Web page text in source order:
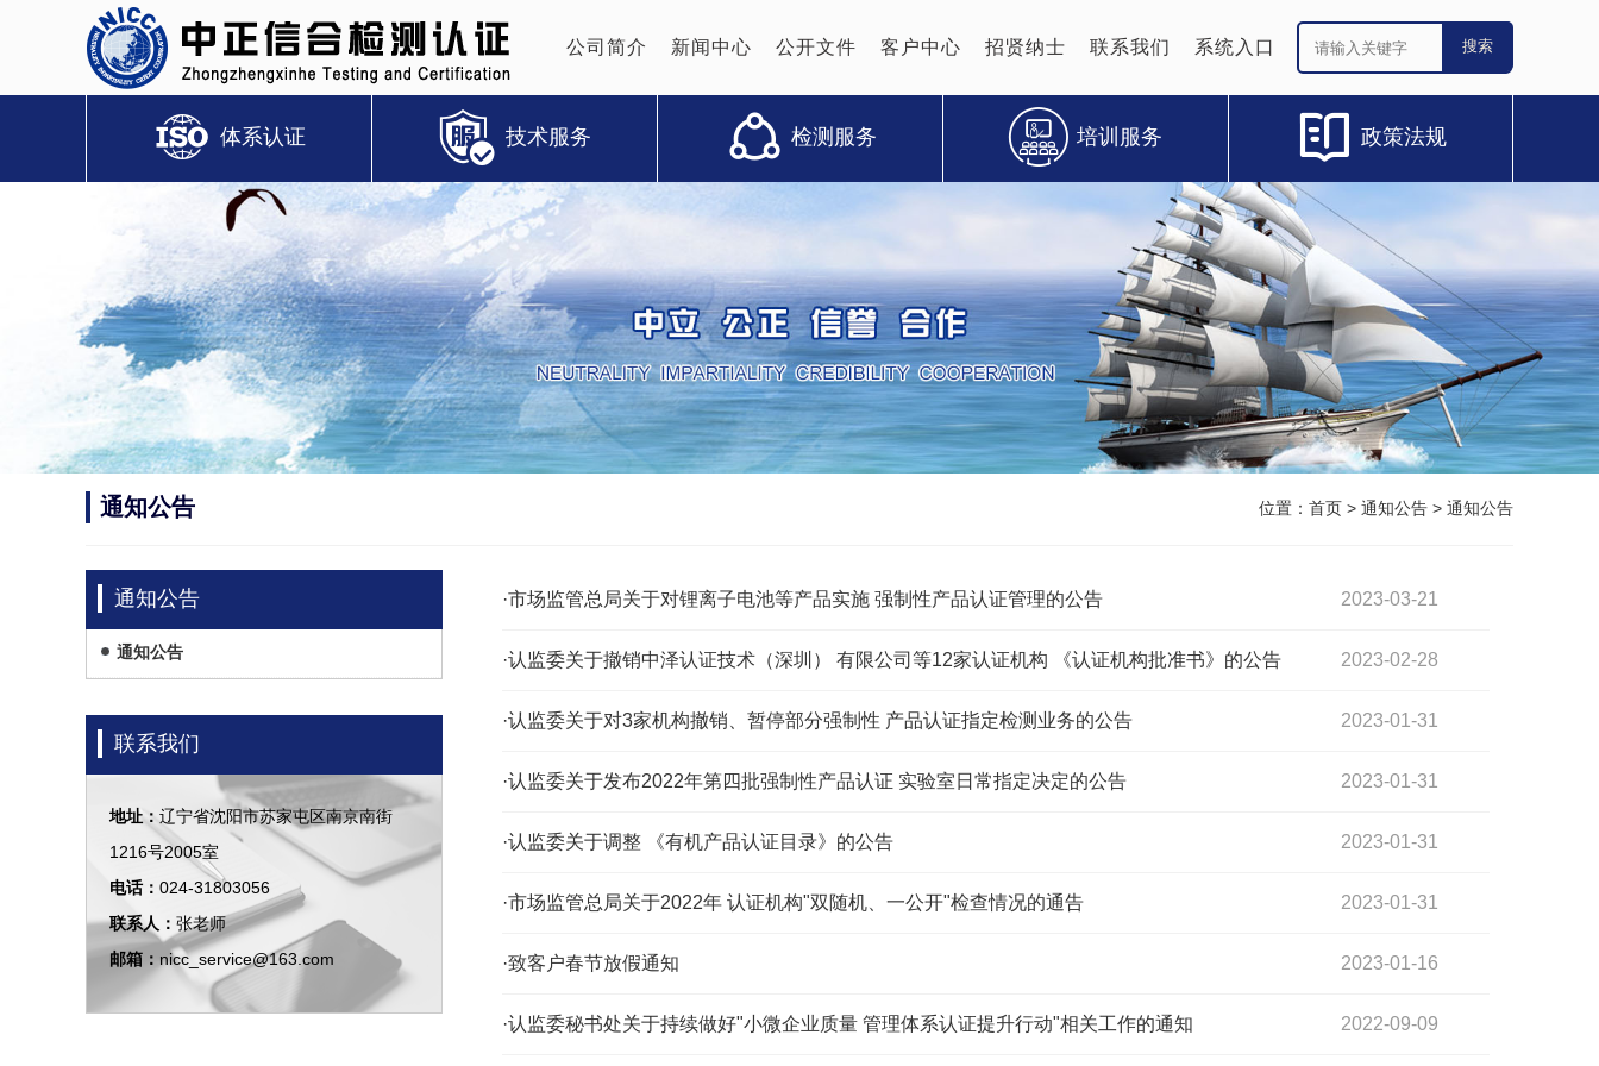
公司简介 新闻中心 公开文件 客户中心 招贤纳士 联系我们 系统入口
体系认证 技术服务 检测服务 培训服务 政策法规
通知公告 位置： 首页 > 通知公告 > 通知公告
通知公告
通知公告
联系我们
地址： 辽宁省沈阳市苏家屯区南京南街
1216号2005室
电话： 024-31803056
联系人： 张老师
邮箱： nicc_service@163.com
·市场监管总局关于对锂离子电池等产品实施 强制性产品认证管理的公告 2023-03-21
·认监委关于撤销中泽认证技术（深圳） 有限公司等12家认证机构 《认证机构批准书》的公告 2023-02-28
·认监委关于对3家机构撤销、暂停部分强制性 产品认证指定检测业务的公告 2023-01-31
·认监委关于发布2022年第四批强制性产品认证 实验室日常指定决定的公告 2023-01-31
·认监委关于调整 《有机产品认证目录》的公告 2023-01-31
·市场监管总局关于2022年 认证机构"双随机、一公开"检查情况的通告 2023-01-31
·致客户春节放假通知 2023-01-16
·认监委秘书处关于持续做好"小微企业质量 管理体系认证提升行动"相关工作的通知 2022-09-09